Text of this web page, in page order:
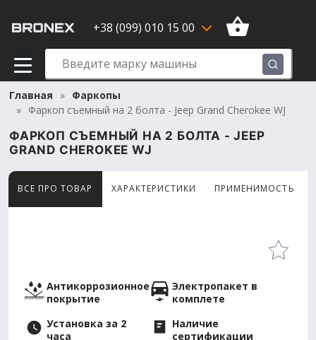
+38 (099) 010 15 00
Главная
Фаркопы
Фаркоп съемный на 2 болта - Jeep Grand Cherokee WJ
ФАРКОП СЪЕМНЫЙ НА 2 БОЛТА - JEEP
GRAND CHEROKEE WJ
ВСЕ ПРО ТОВАР ХАРАКТЕРИСТИКИ ПРИМЕНИМОСТЬ
Товар просматривают сейчас 9 человек
Антикоррозионное
покрытие
Электропакет в
комплете
Установка за 2
часа
Наличие
сертификации